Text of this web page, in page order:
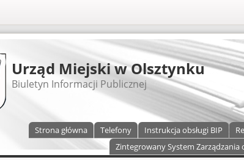
UDOSTĘPNIJ
Urząd Miejski w Olsztynku
Biuletyn Informacji Publicznej
Strona główna Telefony Instrukcja obsługi BIP
Zintegrowany System